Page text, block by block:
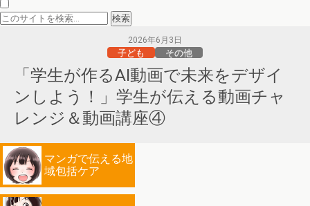
2026年6月3日
子ども その他
「学生が作るAI動画で未来をデザイ
ンしよう！」学生が伝える動画チャ
レンジ＆動画講座④
マンガで伝える地
域包括ケア